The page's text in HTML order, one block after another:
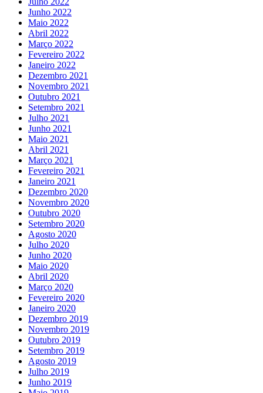
Junho 2022
Maio 2022
Abril 2022
Março 2022
Fevereiro 2022
Janeiro 2022
Dezembro 2021
Novembro 2021
Outubro 2021
Setembro 2021
Julho 2021
Junho 2021
Maio 2021
Abril 2021
Março 2021
Fevereiro 2021
Janeiro 2021
Dezembro 2020
Novembro 2020
Outubro 2020
Setembro 2020
Agosto 2020
Julho 2020
Junho 2020
Maio 2020
Abril 2020
Março 2020
Fevereiro 2020
Janeiro 2020
Dezembro 2019
Novembro 2019
Outubro 2019
Setembro 2019
Agosto 2019
Julho 2019
Junho 2019